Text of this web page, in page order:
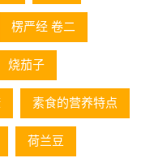
楞严经 卷二
烧茄子
素食的营养特点
荷兰豆